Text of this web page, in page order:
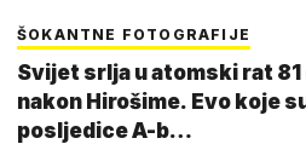
ŠOKANTNE FOTOGRAFIJE
Svijet srlja u atomski rat
nakon Hirošime. Evo koje
posljedice A-b…